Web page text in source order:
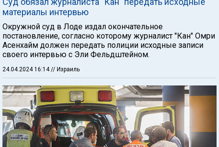
материалы интервью
Окружной суд в Лоде издал окончательное
постановление, согласно которому журналист "Кан" Омри
Асенхайм должен передать полиции исходные записи
своего интервью с Эли Фельдштейном.
24.04.2024 16:14// Израиль